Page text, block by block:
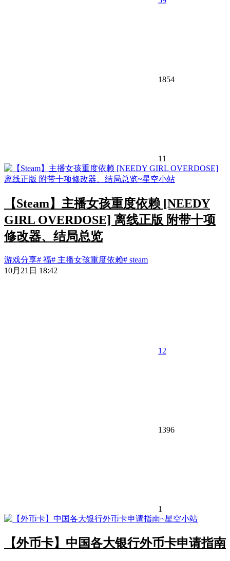
1854
11
【Steam】主播女孩重度依赖 [NEEDY
GIRL OVERDOSE] 离线正版 附带十项
修改器、结局总览
游戏分享# 福# 主播女孩重度依赖# steam
10月21日 18:42
12
1396
1
【外币卡】中国各大银行外币卡申请指南